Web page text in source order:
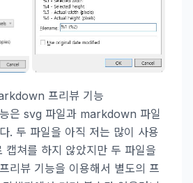
프리뷰 기능
은 svg 파일과 markdown 파일
. 두 파일을 아직 저는 많이 사용
캡쳐를 하지 않았지만 두 파일을
리뷰 기능을 이용해서 별도의 프